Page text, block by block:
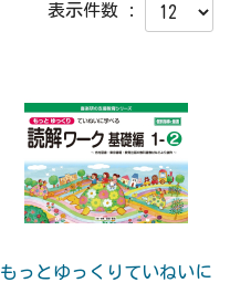
表示件数 :
もっとゆっくりていねいに